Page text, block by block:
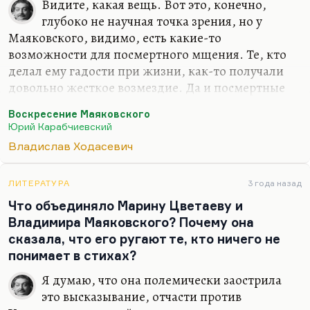
это кончилось, каким грандиозным скандалом,
когда…
Видите, какая вещь. Вот это, конечно,
глубоко не научная точка зрения, но у
Маяковского, видимо, есть какие-то
возможности для посмертного мщения. Те, кто
делал ему гадости при жизни, как-то получали
довольно жесткое возмездие. Да и посмертные
есть какая-то ужасная логика в том, что покончил
с собой Юрий Карабчиевский — автор книги
«Воскрешение Маяковского», в которой
но чувствуется и жесточайший сарказм.
Маяковский осудил самоубийство Есенина и
покончил с собой. Карабчиевский всю судьбу
Маяковского рассмотрел как одно литературное
самоубийство, растянувшееся на двадцать лет, и
покончил с собой.…
Воскресение Маяковского
Юрий Карабчиевский
Владислав Ходасевич
ЛИТЕРАТУРА 3 года назад
Что объединяло Марину Цветаеву и
Владимира Маяковского? Почему она
сказала, что его ругают те, кто ничего не
понимает в стихах?
Я думаю, что она полемически заострила
это высказывание, отчасти против